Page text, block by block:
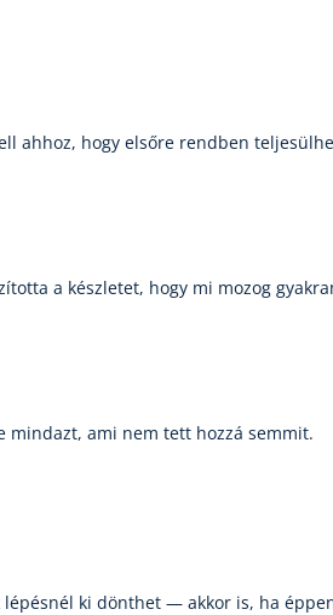
ahhoz, hogy elsőre rendben
a készletet, hogy mi mozog
mindazt, ami nem tett hozzá semmit.
ki dönthet — akkor is, ha